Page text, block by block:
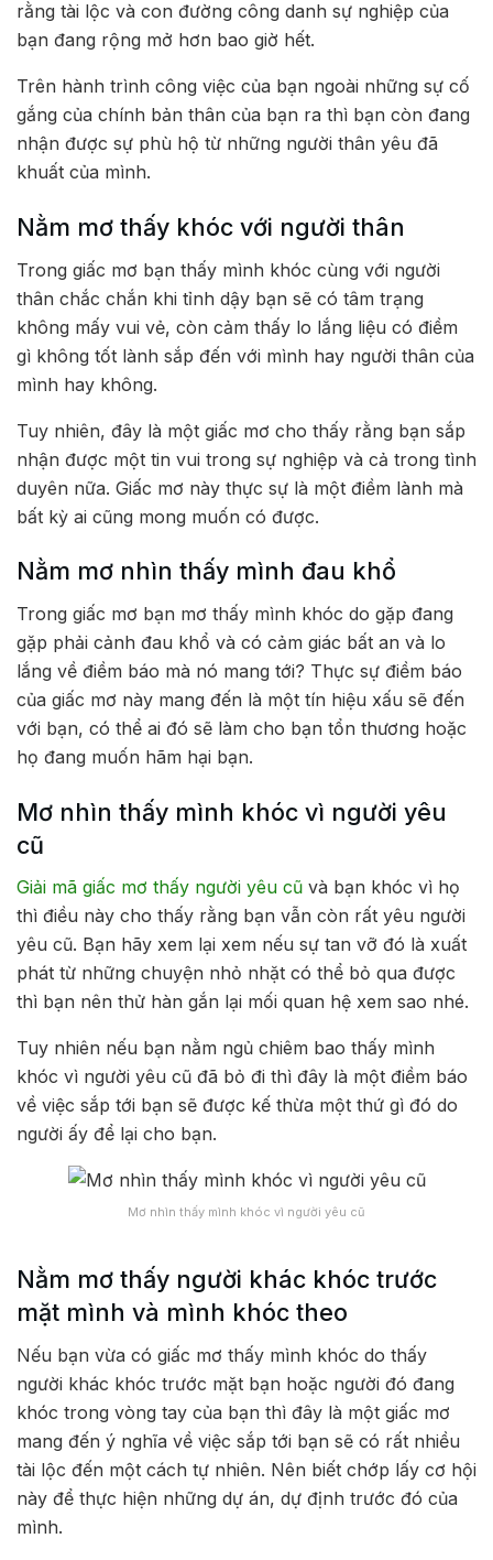
rằng tài lộc và con đường công danh sự nghiệp của
bạn đang rộng mở hơn bao giờ hết.
Trên hành trình công việc của bạn ngoài những sự cố
gắng của chính bản thân của bạn ra thì bạn còn đang
nhận được sự phù hộ từ những người thân yêu đã
khuất của mình.
Nằm mơ thấy khóc với người thân
Trong giấc mơ bạn thấy mình khóc cùng với người
thân chắc chắn khi tỉnh dậy bạn sẽ có tâm trạng
không mấy vui vẻ, còn cảm thấy lo lắng liệu có điềm
gì không tốt lành sắp đến với mình hay người thân của
mình hay không.
Tuy nhiên, đây là một giấc mơ cho thấy rằng bạn sắp
nhận được một tin vui trong sự nghiệp và cả trong tình
duyên nữa. Giấc mơ này thực sự là một điềm lành mà
bất kỳ ai cũng mong muốn có được.
Nằm mơ nhìn thấy mình đau khổ
Trong giấc mơ bạn mơ thấy mình khóc do gặp đang
gặp phải cảnh đau khổ và có cảm giác bất an và lo
lắng về điềm báo mà nó mang tới? Thực sự điềm báo
của giấc mơ này mang đến là một tín hiệu xấu sẽ đến
với bạn, có thể ai đó sẽ làm cho bạn tổn thương hoặc
họ đang muốn hãm hại bạn.
Mơ nhìn thấy mình khóc vì người yêu
cũ
Giải mã giấc mơ thấy người yêu cũ và bạn khóc vì họ
thì điều này cho thấy rằng bạn vẫn còn rất yêu người
yêu cũ. Bạn hãy xem lại xem nếu sự tan vỡ đó là xuất
phát từ những chuyện nhỏ nhặt có thể bỏ qua được
thì bạn nên thử hàn gắn lại mối quan hệ xem sao nhé.
Tuy nhiên nếu bạn nằm ngủ chiêm bao thấy mình
khóc vì người yêu cũ đã bỏ đi thì đây là một điềm báo
về việc sắp tới bạn sẽ được kế thừa một thứ gì đó do
người ấy để lại cho bạn.
Mơ nhìn thấy mình khóc vì người yêu cũ
Nằm mơ thấy người khác khóc trước
mặt mình và mình khóc theo
Nếu bạn vừa có giấc mơ thấy mình khóc do thấy
người khác khóc trước mặt bạn hoặc người đó đang
khóc trong vòng tay của bạn thì đây là một giấc mơ
mang đến ý nghĩa về việc sắp tới bạn sẽ có rất nhiều
tài lộc đến một cách tự nhiên. Nên biết chớp lấy cơ hội
này để thực hiện những dự án, dự định trước đó của
mình.